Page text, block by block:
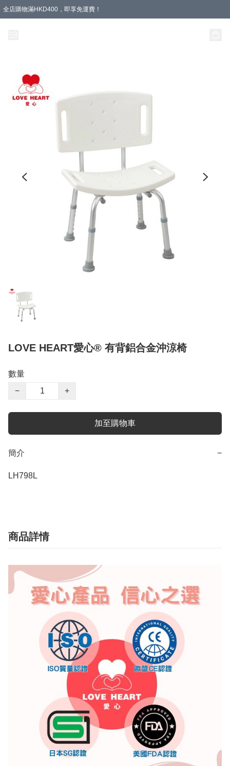
全店購物滿HKD400，即享免運費！
LOVE HEART愛心® 有背鋁合金沖涼椅
數量
−
+
加至購物車
簡介 −
LH798L
商品詳情